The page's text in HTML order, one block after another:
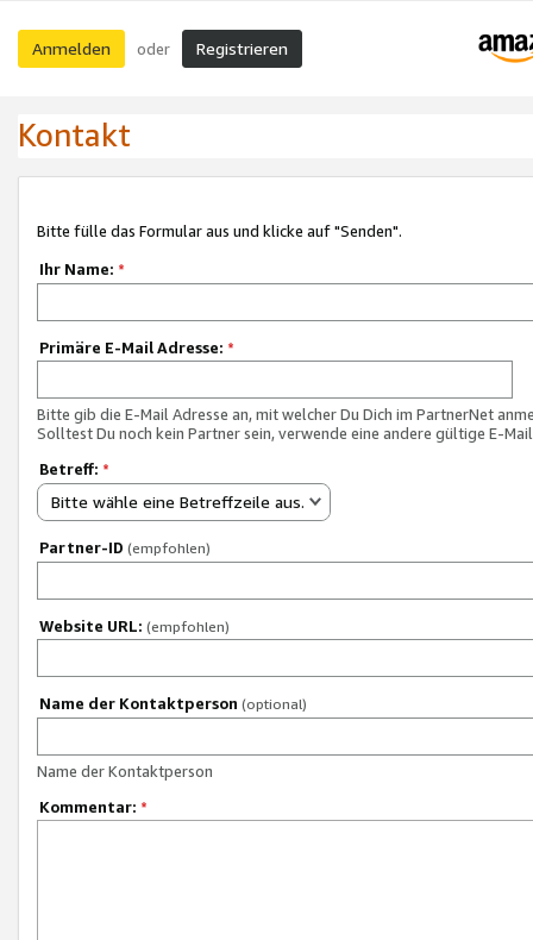
Anmelden oder Registrieren
Kontakt
Bitte fülle das Formular aus und klicke auf "Senden".
Ihr Name: *
Primäre E-Mail Adresse: *
Bitte gib die E-Mail Adresse an, mit welcher Du Dich im PartnerNet
Solltest Du noch kein Partner sein, verwende eine andere gültige E-
Betreff: *
Bitte wähle eine Betreffzeile aus.
Partner-ID (empfohlen)
Website URL: (empfohlen)
Name der Kontaktperson (optional)
Name der Kontaktperson
Kommentar: *